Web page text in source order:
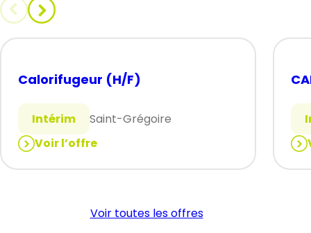
Calorifugeur (H/F)
Intérim
Saint-Grégoire
Voir l’offre
:
Calorifugeur
:
Voir toutes les offres